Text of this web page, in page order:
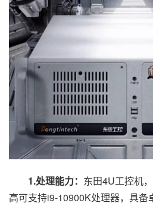
1.处理能力： 东田4U工控机
高可支持i9-10900K处理器，具备